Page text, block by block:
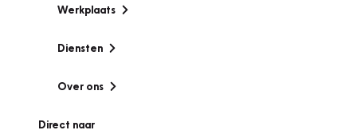
Werkplaats
Diensten
Over ons
Direct naar